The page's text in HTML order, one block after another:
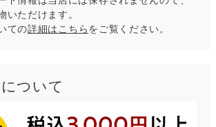
いただけます。
ての詳細はこちらをご覧ください。
ついて